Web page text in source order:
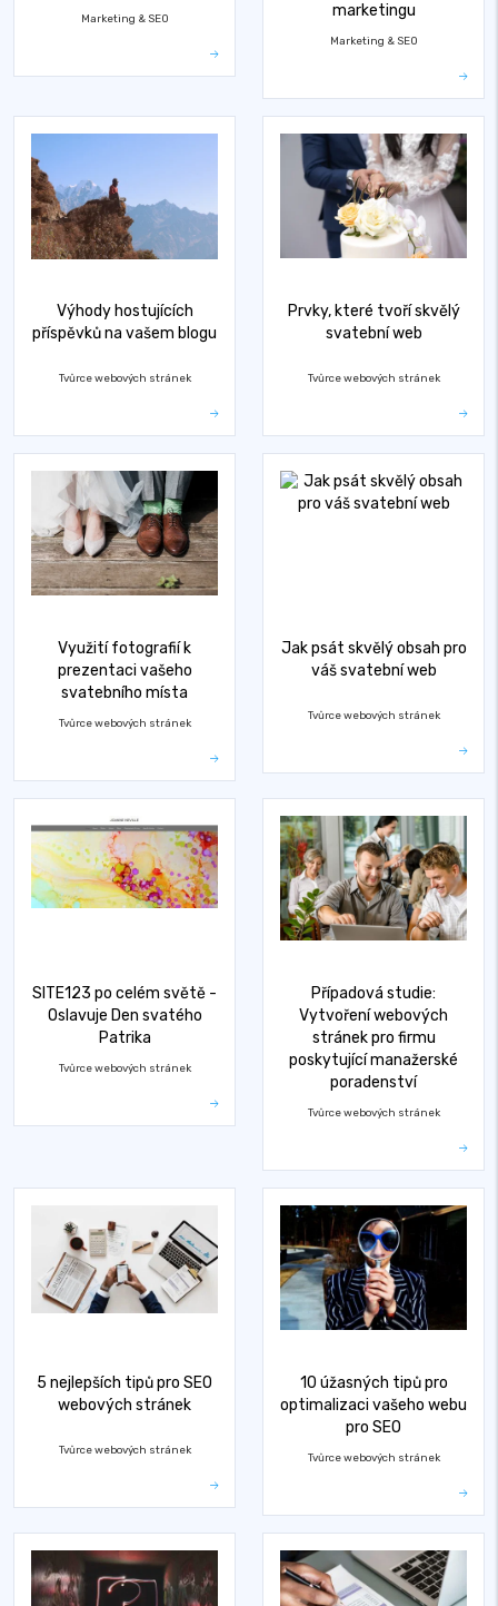
Marketing & SEO
marketingu
Marketing & SEO
Výhody hostujících
příspěvků na vašem blogu
Tvůrce webových stránek
Prvky, které tvoří skvělý
svatební web
Tvůrce webových stránek
Využití fotografií k
prezentaci vašeho
svatebního místa
Tvůrce webových stránek
Jak psát skvělý obsah pro
váš svatební web
Tvůrce webových stránek
SITE123 po celém světě -
Oslavuje Den svatého
Patrika
Tvůrce webových stránek
Případová studie:
Vytvoření webových
stránek pro firmu
poskytující manažerské
poradenství
Tvůrce webových stránek
5 nejlepších tipů pro SEO
webových stránek
Tvůrce webových stránek
10 úžasných tipů pro
optimalizaci vašeho webu
pro SEO
Tvůrce webových stránek